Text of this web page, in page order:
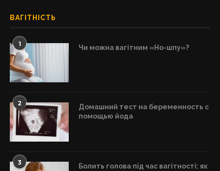
ВАГІТНІСТЬ
1 Чи можна вагітним «Но-шпу»?
2
Домашний тест на беременность с
помощью йода
3
Болить голова під час вагітності: як